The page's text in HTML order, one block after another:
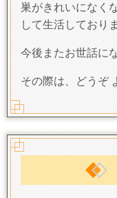
巣がきれいになく
して生活しており
今後またお世話に
その際は、どうぞ